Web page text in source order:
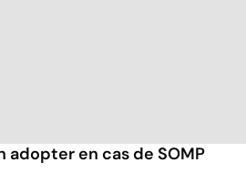
en cas de SOMP